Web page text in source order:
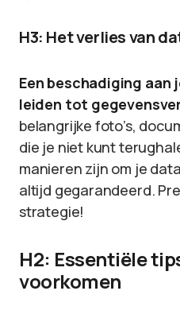
H3: Het verlies van
Een beschadiging aan
leiden tot
belangrijke foto’s,
die je niet kunt
manieren zijn om je
altijd gegarandeerd.
strategie!
H2: Essentiële
voorkomen